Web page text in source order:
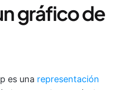
gráfico de
es una representación